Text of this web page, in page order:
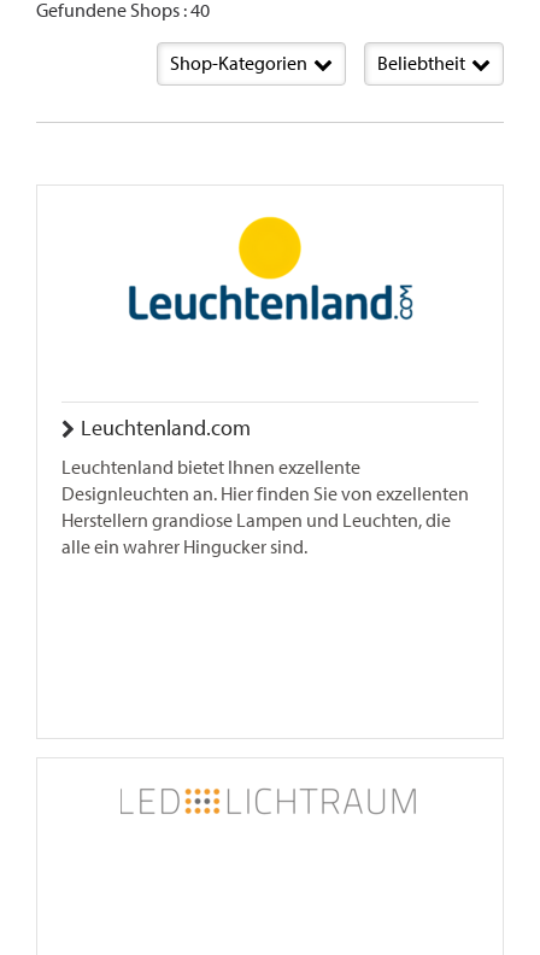
Gefundene Shops : 40
Shop-Kategorien Beliebtheit
Leuchtenland.com
Leuchtenland bietet Ihnen exzellente
Designleuchten an. Hier finden Sie von exzellenten
Herstellern grandiose Lampen und Leuchten, die
alle ein wahrer Hingucker sind.